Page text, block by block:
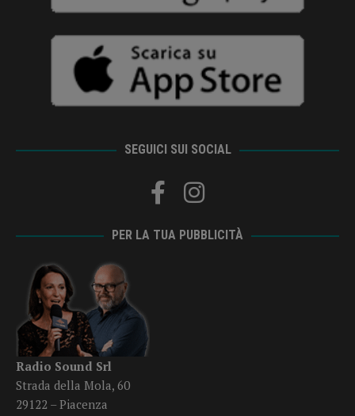
SEGUICI SUI SOCIAL
PER LA TUA PUBBLICITÀ
Radio Sound Srl
Strada della Mola, 60
29122 – Piacenza